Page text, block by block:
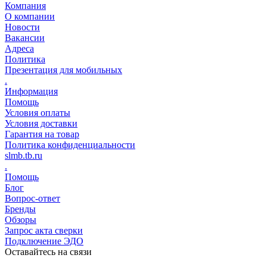
Компания
О компании
Новости
Вакансии
Адреса
Политика
Презентация для мобильных
.
Информация
Помощь
Условия оплаты
Условия доставки
Гарантия на товар
Политика конфиденциальности
slmb.tb.ru
.
Помощь
Блог
Вопрос-ответ
Бренды
Обзоры
Запрос акта сверки
Подключение ЭДО
Оставайтесь на связи